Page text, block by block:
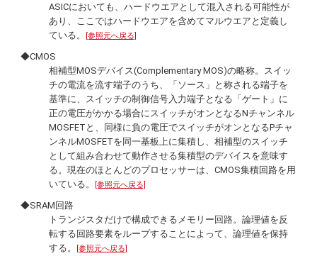
ASICにおいても、ハードウエアとして混入される可能性が
あり、ここではハードウエアを含めてマルウエアと定義し
ている。
[参照元へ戻る]
◆CMOS
相補型MOSデバイス(Complementary MOS)の略称。スイッ
チの電流を流す端子のうち、「ソース」と称される端子を
基準に、スイッチの制御信号入力端子となる「ゲート」に
正の電圧がかかる場合にスイッチがオンとなるNチャンネル
MOSFETと、同様に負の電圧でスイッチがオンとなるPチャ
ンネルMOSFETを同一基板上に集積し、相補型のスイッチ
として組み合わせて動作させる集積型のデバイスを意味す
る。現在のほとんどのプロセッサーは、CMOS集積回路を用
いている。
[参照元へ戻る]
◆SRAM回路
トランジスタだけで構成できるメモリー回路。論理値を反
転する回路要素をループすることによって、論理値を保持
する。
[参照元へ戻る]